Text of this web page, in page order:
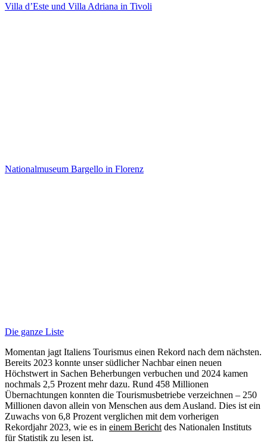
Villa d’Este und Villa Adriana in Tivoli
Nationalmuseum Bargello in Florenz
Die ganze Liste
Momentan jagt Italiens Tourismus einen Rekord nach dem nächsten.
Bereits 2023 konnte unser südlicher Nachbar einen neuen
Höchstwert in Sachen Beherbungen verbuchen und 2024 kamen
nochmals 2,5 Prozent mehr dazu. Rund 458 Millionen
Übernachtungen konnten die Tourismusbetriebe verzeichnen – 250
Millionen davon allein von Menschen aus dem Ausland. Dies ist ein
Zuwachs von 6,8 Prozent verglichen mit dem vorherigen
Rekordjahr 2023, wie es in einem Bericht des Nationalen Instituts
für Statistik zu lesen ist.